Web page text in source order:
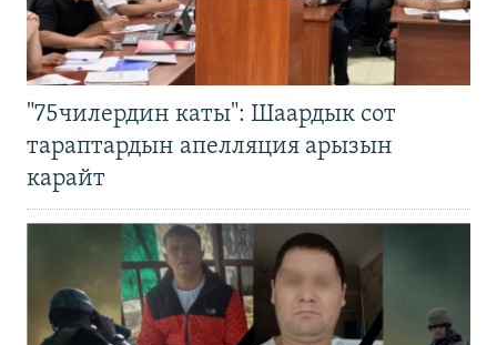
"75чилердин каты": Шаардык сот
тараптардын апелляция арызын
карайт